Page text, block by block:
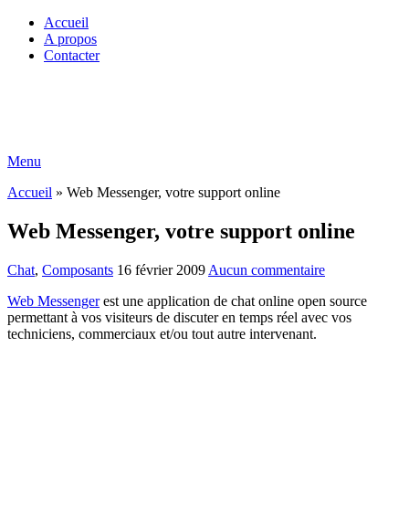
Accueil
A propos
Contacter
Menu
Accueil » Web Messenger, votre support online
Web Messenger, votre support online
Chat, Composants 16 février 2009 Aucun commentaire
Web Messengerest une application de chat online open source
permettant à vos visiteurs de discuter en temps réel avec vos
techniciens, commerciaux et/ou tout autre intervenant.